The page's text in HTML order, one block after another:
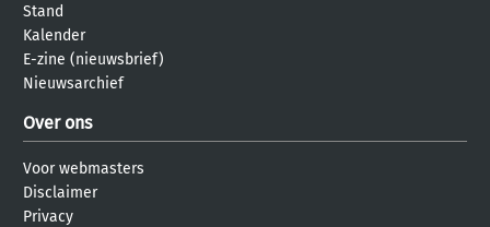
Stand
Kalender
E-zine (nieuwsbrief)
Nieuwsarchief
Over ons
Voor webmasters
Disclaimer
Privacy